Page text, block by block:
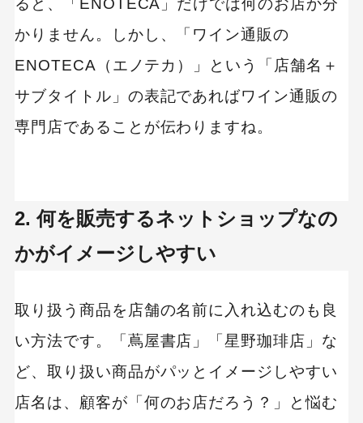
ると、「ENOTECA」だけでは何のお店か分
かりません。しかし、「ワイン通販の
ENOTECA（エノテカ）」という「店舗名＋
サブタイトル」の表記であればワイン通販の
専門店であることが伝わりますね。
2. 何を販売するネットショップなの
かがイメージしやすい
取り扱う商品を店舗の名前に入れ込むのも良
い方法です。「蔦屋書店」「星野珈琲店」な
ど、取り扱い商品がパッとイメージしやすい
店名は、顧客が「何のお店だろう？」と悩む